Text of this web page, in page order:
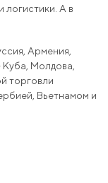
А в
Армения,
Молдова,
торговли
Вьетнамом и